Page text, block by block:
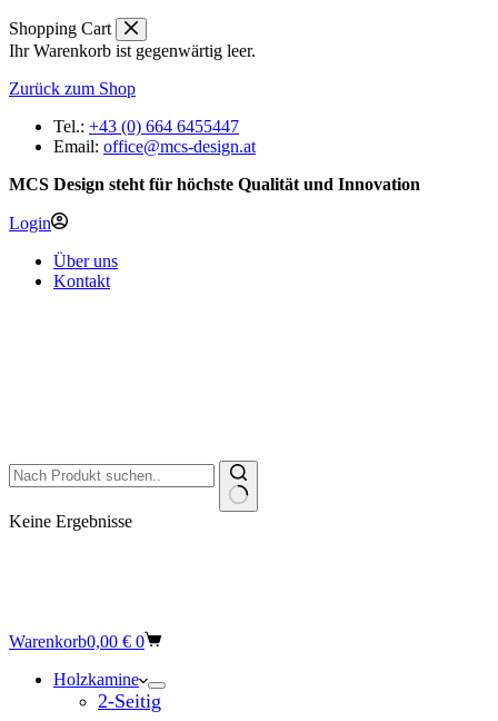
Shopping Cart
Ihr Warenkorb ist gegenwärtig leer.
Zurück zum Shop
Tel.: +43 (0) 664 6455447
Email: office@mcs-design.at
MCS Design steht für höchste Qualität und Innovation
Login
Über uns
Kontakt
Keine Ergebnisse
Warenkorb0,00 € 0
Holzkamine
2-Seitig